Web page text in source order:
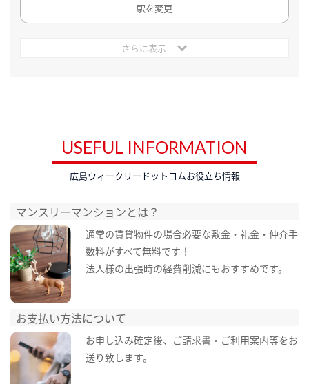
駅を変更
さらに表示
USEFUL INFORMATION
広島ウィークリードットコムお役立ち情報
マンスリーマンションとは？
通常の賃貸物件の場合必要な敷金・礼金・仲介手
数料がすべて無料です！
法人様の出張時の経費削減にもおすすめです。
お支払い方法について
お申し込み確定後、ご請求書・ご利用案内等をお
送り致します。